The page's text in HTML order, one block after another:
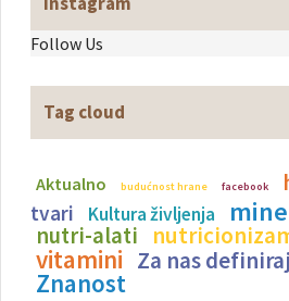
Follow Us
Tag cloud
Aktualno budućnost hrane facebook
tvari
Kultura življenja
nutri-alati
vitamini Za nas
Znanost